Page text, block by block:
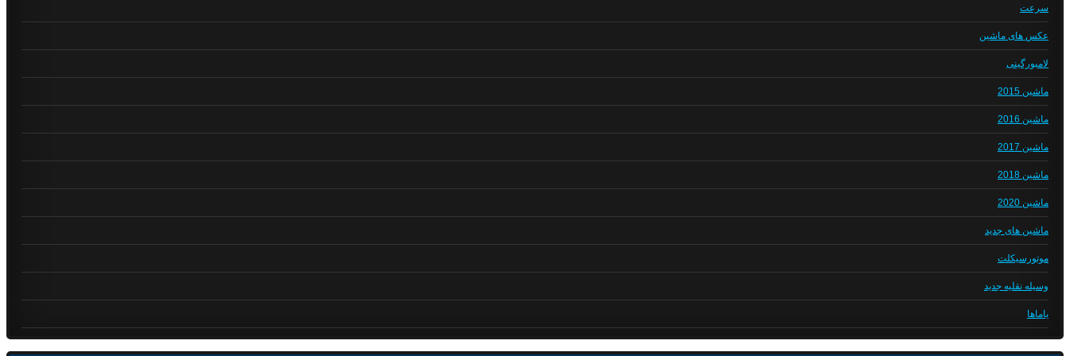
سرعت
عکس های ماشین
لامبورگینی
ماشین 2015
ماشین 2016
ماشین 2017
ماشین 2018
ماشین 2020
ماشین های جدید
موتورسیکلت
وسیله نقلیه جدید
یاماها